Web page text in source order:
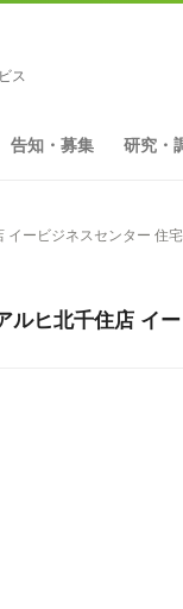
ス
告知・募集 研究・
ービジネスセンター 住
ルヒ北千住店 イ